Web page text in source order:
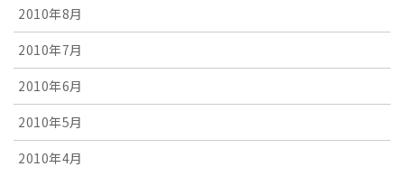
2010年8月
2010年7月
2010年6月
2010年5月
2010年4月